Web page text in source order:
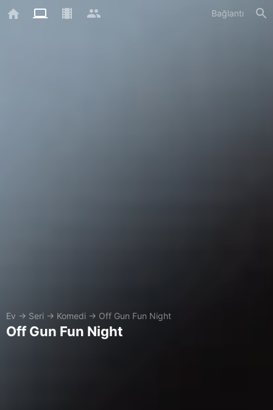
Bağlantı
Ev → Seri → Komedi → Off Gun Fun Night
Off Gun Fun Night